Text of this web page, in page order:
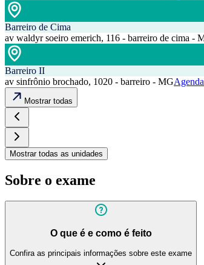
Barreiro de Cima
av waldyr soeiro emerich, 116 - barreiro de cima -
Barreiro II
av sinfrônio brochado, 1020 - barreiro - MG
Mostrar todas
Mostrar todas as unidades
Sobre o exame
O que é e como é feito
Confira as principais informações sobre este exame